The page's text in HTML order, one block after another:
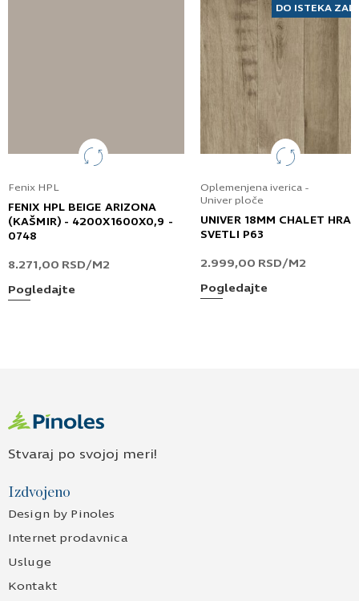
Fenix HPL
FENIX HPL BEIGE ARIZONA
(KAŠMIR) - 4200X1600X0,9 -
0748
8.271,00 RSD/M2
Pogledajte
DO ISTEKA
Oplemenjena iverica -
Univer ploče
UNIVER 18MM CHALET
SVETLI P63
2.999,00 RSD/M2
Pogledajte
Stvaraj po svojoj meri!
Izdvojeno
Design by Pinoles
Internet prodavnica
Usluge
Kontakt